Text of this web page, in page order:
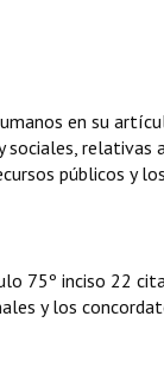
en su
sociales,
públicos y
75º inciso 22
y los